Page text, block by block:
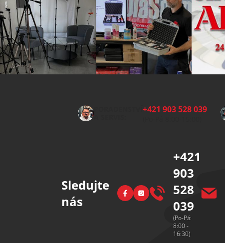
PORADENSTVÍ+421 903 528 039
Sledujte
nás
FacebookInstagram
+421
903
528
039
(Po-Pá:
8:00 -
16:30)